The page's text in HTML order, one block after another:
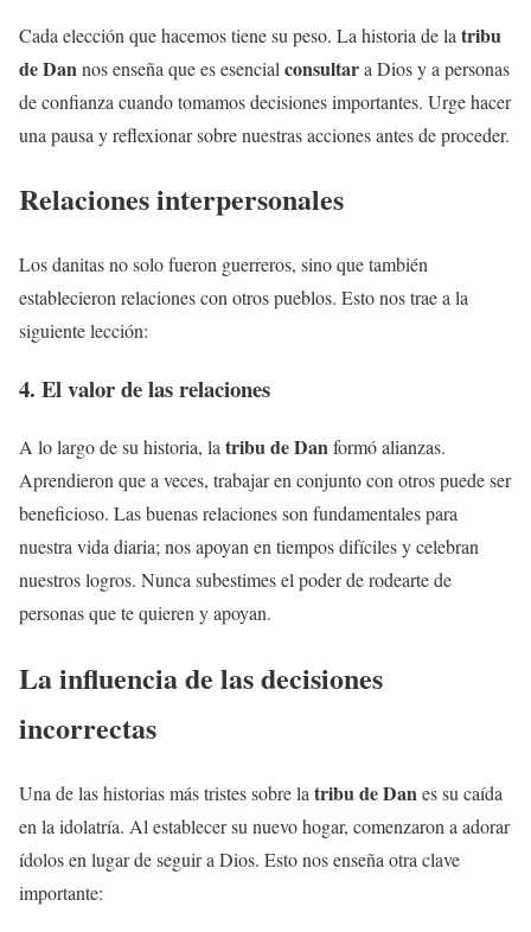
Cada elección que hacemos tiene su peso. La historia de la tribu
de Dan nos enseña que es esencial consultara Dios y a personas
de confianza cuando tomamos decisiones importantes. Urge hacer
una pausa y reflexionar sobre nuestras acciones antes de proceder.
Relaciones interpersonales
Los danitas no solo fueron guerreros, sino que también
establecieron relaciones con otros pueblos. Esto nos trae a la
siguiente lección:
4. El valor de las relaciones
A lo largo de su historia, la tribu de Danformó alianzas.
Aprendieron que a veces, trabajar en conjunto con otros puede ser
beneficioso. Las buenas relaciones son fundamentales para
nuestra vida diaria; nos apoyan en tiempos difíciles y celebran
nuestros logros. Nunca subestimes el poder de rodearte de
personas que te quieren y apoyan.
La influencia de las decisiones
incorrectas
Una de las historias más tristes sobre la tribu de Danes su caída
en la idolatría. Al establecer su nuevo hogar, comenzaron a adorar
ídolos en lugar de seguir a Dios. Esto nos enseña otra clave
importante: